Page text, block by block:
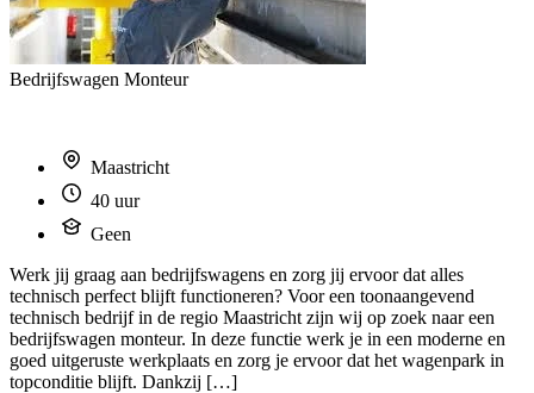
Bedrijfswagen Monteur
Maastricht
40 uur
Geen
Werk jij graag aan bedrijfswagens en zorg jij ervoor dat alles
technisch perfect blijft functioneren? Voor een toonaangevend
technisch bedrijf in de regio Maastricht zijn wij op zoek naar een
bedrijfswagen monteur. In deze functie werk je in een moderne en
goed uitgeruste werkplaats en zorg je ervoor dat het wagenpark in
topconditie blijft. Dankzij […]